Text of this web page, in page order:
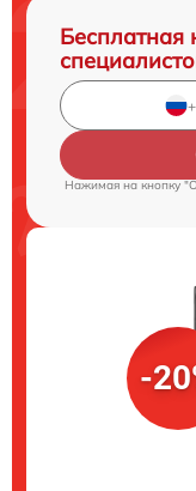
Бесплатная
Нажимая на кнопку
-